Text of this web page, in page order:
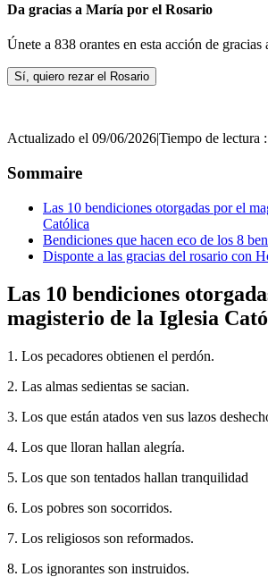
Da gracias a María por el Rosario
Únete a 838 orantes en esta acción de gracias
Sí, quiero rezar el Rosario
Actualizado el 09/06/2026|Tiempo de lectura
Sommaire
Las 10 bendiciones otorgadas por el
Católica
Bendiciones que hacen eco de los 8
Disponte a las gracias del rosario con
Las 10 bendiciones
magisterio de la Iglesia
1. Los pecadores obtienen el perdón.
2. Las almas sedientas se sacian.
3. Los que están atados ven sus lazos
4. Los que lloran hallan alegría.
5. Los que son tentados hallan tranquilidad
6. Los pobres son socorridos.
7. Los religiosos son reformados.
8. Los ignorantes son instruidos.